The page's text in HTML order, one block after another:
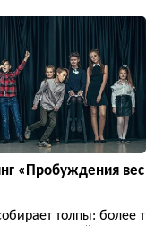
«Пробуждения вес
толпы: более т